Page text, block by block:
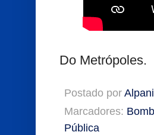
Do Metrópoles.
Postado por
Marcadores:
Pública